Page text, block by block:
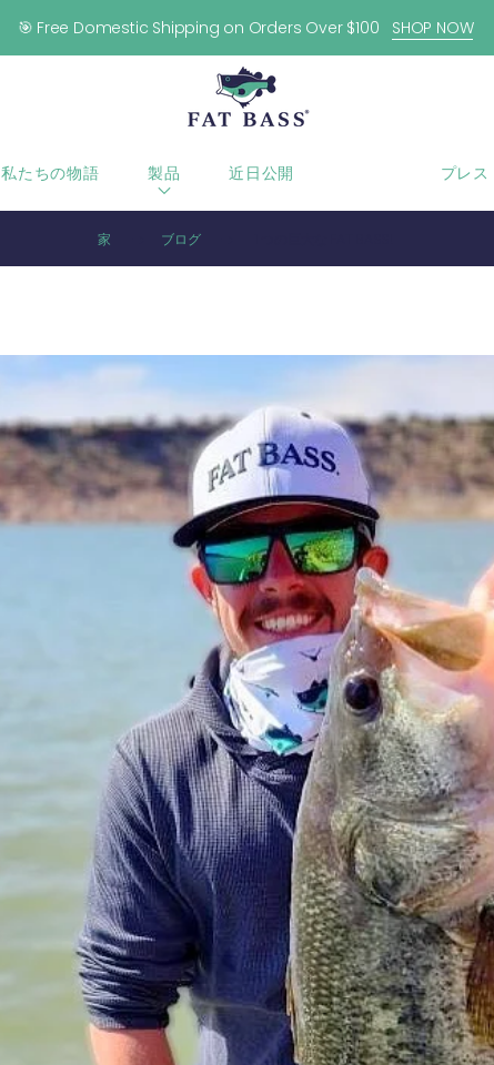
🎯 Free Domestic Shipping on Orders Over $100 SHOP NOW
私たちの物語 製品 近日公開 プレス
家 ブログ